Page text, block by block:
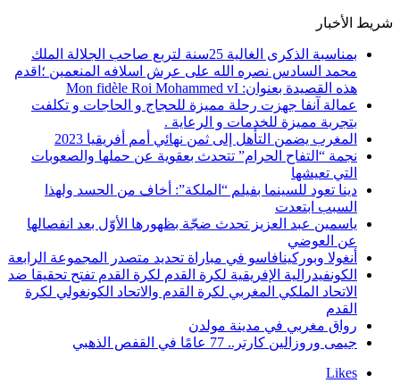
شريط الأخبار
بمناسبة الذكرى الغالية 25سنة لتربع صاحب الجلالة الملك
محمد السادس نصره الله على عرش اسلافه المنعمين ؛اقدم
هذه القصيدة بعنوان: Mon fidèle Roi Mohammed vI
عمالة آنفا جهزت رحلة مميزة للحجاج و الحاجات و تكلفت
بتجربة مميزة للخدمات و الرعاية .
المغرب يضمن التأهل إلى ثمن نهائي أمم أفريقيا 2023
نجمة “التفاح الحرام” تتحدث بعقوية عن حملها والصعوبات
التي تعيشها
دينا تعود للسينما بفيلم “الملكة”: أخاف من الحسد ولهذا
السبب ابتعدت
ياسمين عبد العزيز تحدث ضجّة بظهورها الأوّل بعد انفصالها
عن العوضي
أنغولا وبوركينافاسو في مباراة تحديد متصدر المجموعة الرابعة
الكونفيدرالية الإفريقية لكرة القدم لكرة القدم تفتح تحقيقا ضد
الاتحاد الملكي المغربي لكرة القدم والاتحاد الكونغولي لكرة
القدم
رواق مغربي في مدينة مولدن
جيمى وروزالين كارتر.. 77 عامًا في القفص الذهبي
Likes